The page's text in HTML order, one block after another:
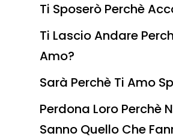
Ti Sposerò Perchè
Ti Lascio Andare
Amo?
Sarà Perchè Ti Amo
Perdona Loro Perchè
Sanno Quello Che